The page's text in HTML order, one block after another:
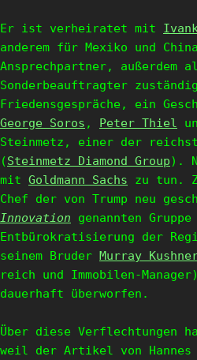
Er ist verheiratet mit
anderem für Mexiko und
Ansprechpartner, außerdem
Sonderbeauftragter
Friedensgespräche, ein
George Soros , Peter Thiel
Steinmetz, einer der
(Steinmetz Diamond Group).
mit Goldmann Sachs zu tun.
Chef der von Trump neu
Innovation genannten
Entbürokratisierung der
seinem Bruder Murray
reich und Immobilen-
dauerhaft überworfen.
Über diese Verflechtungen
weil der Artikel von Hannes